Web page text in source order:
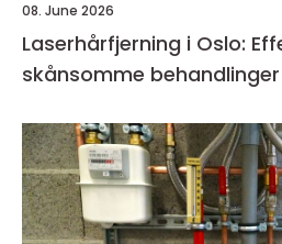
08. June 2026
Laserhårfjerning i Oslo:
skånsomme